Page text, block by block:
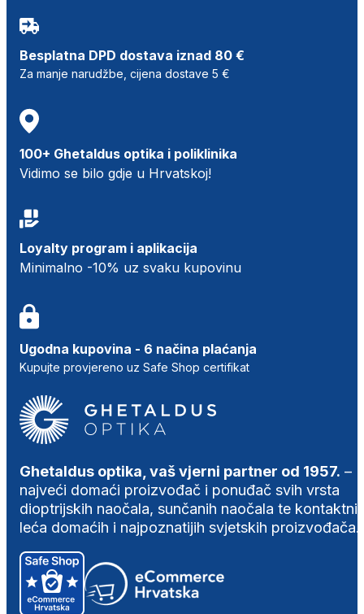
Besplatna DPD dostava iznad 80 €
Za manje narudžbe, cijena dostave 5 €
100+ Ghetaldus optika i poliklinika
Vidimo se bilo gdje u Hrvatskoj!
Loyalty program i aplikacija
Minimalno -10% uz svaku kupovinu
Ugodna kupovina - 6 načina plaćanja
Kupujte provjereno uz Safe Shop certifikat
Ghetaldus optika, vaš vjerni partner od 1957. –
najveći domaći proizvođač i ponuđač svih vrsta
dioptrijskih naočala, sunčanih naočala te
leća domaćih i najpoznatijih svjetskih proizvođača.